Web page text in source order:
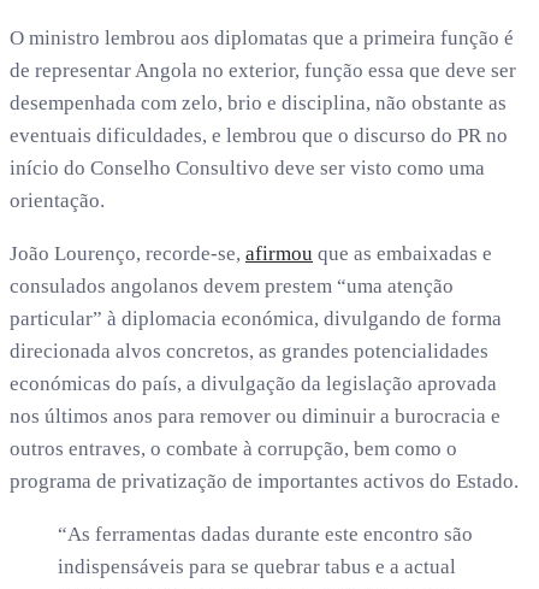
O ministro lembrou aos diplomatas que a primeira função é
de representar Angola no exterior, função essa que deve ser
desempenhada com zelo, brio e disciplina, não obstante as
eventuais dificuldades, e lembrou que o discurso do PR no
início do Conselho Consultivo deve ser visto como uma
orientação.
João Lourenço, recorde-se, afirmou que as embaixadas e
consulados angolanos devem prestem “uma atenção
particular” à diplomacia económica, divulgando de forma
direcionada alvos concretos, as grandes potencialidades
económicas do país, a divulgação da legislação aprovada
nos últimos anos para remover ou diminuir a burocracia e
outros entraves, o combate à corrupção, bem como o
programa de privatização de importantes activos do Estado.
“As ferramentas dadas durante este encontro são
indispensáveis para se quebrar tabus e a actual